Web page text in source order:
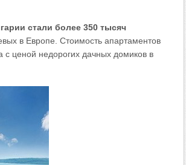
стали более 350 тысяч
в Европе. Стоимость апартаментов
с ценой недорогих дачных домиков в